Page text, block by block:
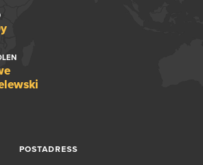
POSTADRESS